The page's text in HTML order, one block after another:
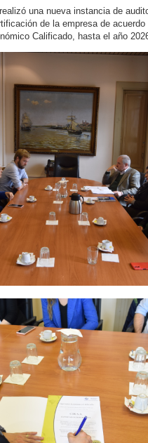
una nueva instancia de
de la empresa de
Calificado, hasta el año